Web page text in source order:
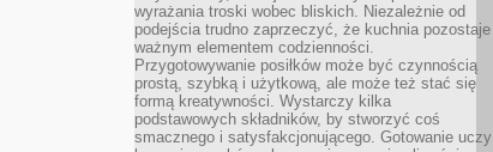
wyrażania troski wobec bliskich. Niezależnie od
podejścia trudno zaprzeczyć, że kuchnia pozostaje
ważnym elementem codzienności.
Przygotowywanie posiłków może być czynnością
prostą, szybką i użytkową, ale może też stać się
formą kreatywności. Wystarczy kilka
podstawowych składników, by stworzyć coś
smacznego i satysfakcjonującego. Gotowanie uczy